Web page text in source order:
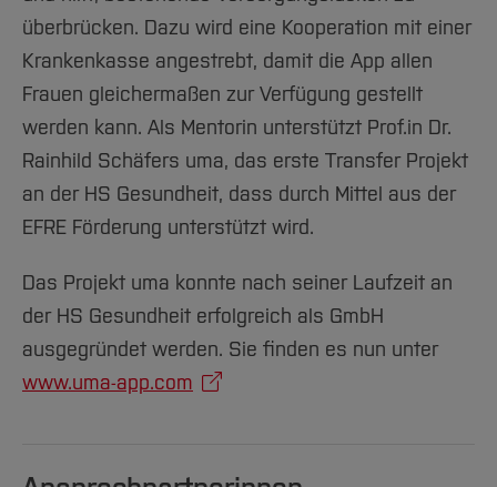
überbrücken. Dazu wird eine Kooperation mit einer
Krankenkasse angestrebt, damit die App allen
Frauen gleichermaßen zur Verfügung gestellt
werden kann. Als Mentorin unterstützt Prof.in Dr.
Rainhild Schäfers uma, das erste Transfer Projekt
an der HS Gesundheit, dass durch Mittel aus der
EFRE Förderung unterstützt wird.
Das Projekt uma konnte nach seiner Laufzeit an
der HS Gesundheit erfolgreich als GmbH
ausgegründet werden. Sie finden es nun unter
www.uma-app.com